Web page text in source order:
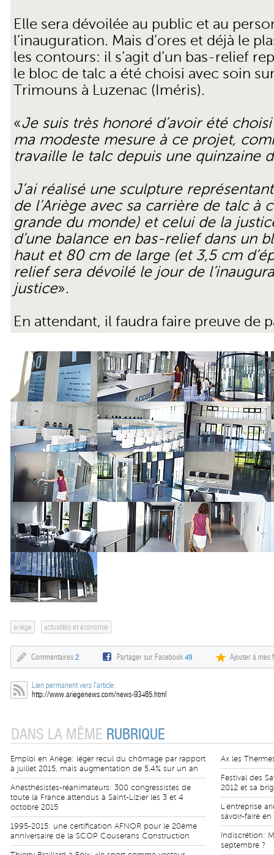
Elle sera dévoilée au public et au
l’inauguration. Mais d’ores et déjà le
les contours: il s’agit d’un bas-relief
le bloc de talc a été choisi avec soin
Trimouns à Luzenac (Iméris).
«Je suis très honoré d’avoir été
ma modeste mesure à ce projet,
travaille le talc depuis une quinzaine
J’ai réalisé une sculpture
de l’Ariège avec sa carrière de talc à
grande du monde) et celui de la
d’une balance en bas-relief dans un
haut et 80 cm de large (et 3,5 cm
relief sera dévoilé le jour de
justice».
En attendant, il faudra faire preuve de
ariège actualités et économie
Commentaires 2 Partager sur Facebook 49 Ajouter à mes
Lien permanent vers l'article:
http://www.ariegenews.com/news-93485.html
DANS LA MÊME RUBRIQUE
Emploi en Ariège: léger recul du chômage par rapport
à juillet 2015, mais augmentation de 5,4% sur un an
Anesthésistes-réanimateurs: 300 congressistes de
toute la France attendus à Saint-Lizier les 3 et 4
octobre 2015
1995-2015: une certification AFNOR pour le 20ème
anniversaire de la SCOP Couserans Construction
Ax les
Festival des
2012 et sa
L'entreprise
savoir-faire en
Indiscrétion:
septembre ?